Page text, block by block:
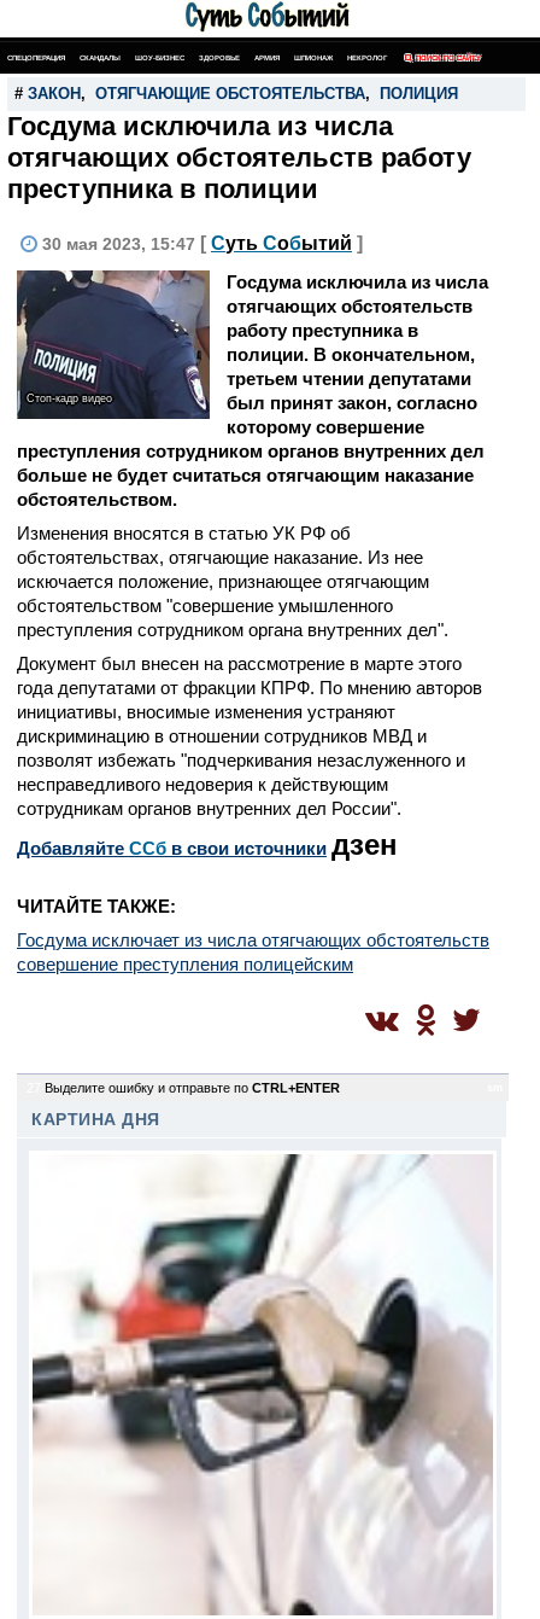
СПЕЦОПЕРАЦИЯ СКАНДАЛЫ ШОУ-БИЗНЕС ЗДОРОВЬЕ АРМИЯ ШПИОНАЖ НЕКРОЛОГ ПОИСК ПО САЙТУ
# ЗАКОН , ОТЯГЧАЮЩИЕ ОБСТОЯТЕЛЬСТВА, ПОЛИЦИЯ
Госдума исключила из числа
отягчающих обстоятельств работу
преступника в полиции
30 мая 2023, 15:47 [ Суть Событий ]
Стоп-кадр видео
Госдума исключила из числа
отягчающих обстоятельств
работу преступника в
полиции. В окончательном,
третьем чтении депутатами
был принят закон, согласно
которому совершение
преступления сотрудником органов внутренних дел
больше не будет считаться отягчающим наказание
обстоятельством.
Изменения вносятся в статью УК РФ об
обстоятельствах, отягчающие наказание. Из нее
искючается положение, признающее отягчающим
обстоятельством "совершение умышленного
преступления сотрудником органа внутренних дел".
Документ был внесен на рассмотрение в марте этого
года депутатами от фракции КПРФ. По мнению авторов
инициативы, вносимые изменения устраняют
дискриминацию в отношении сотрудников МВД и
позволят избежать "подчеркивания незаслуженного и
несправедливого недоверия к действующим
сотрудникам органов внутренних дел России".
Добавляйте CСб в свои источники дзен
ЧИТАЙТЕ ТАКЖЕ:
Госдума исключает из числа отягчающих обстоятельств
совершение преступления полицейским
Выделите ошибку и отправьте по CTRL+ENTER
КАРТИНА ДНЯ